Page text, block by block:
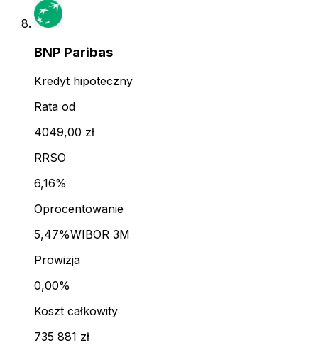
BNP Paribas
Kredyt hipoteczny
Rata od
4049,00 zł
RRSO
6,16%
Oprocentowanie
5,47%WIBOR 3M
Prowizja
0,00%
Koszt całkowity
735 881 zł